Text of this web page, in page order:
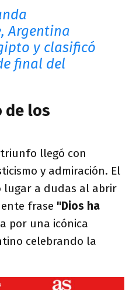
Argentina
y clasificó
final del
de los
triunfo llegó con
y admiración. El
lugar a dudas al abrir
frase "Dios ha
por una icónica
celebrando la